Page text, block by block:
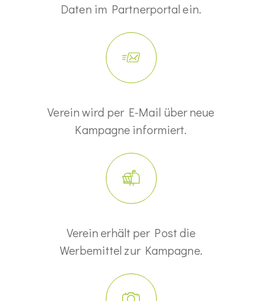
Daten im Partnerportal ein.
Verein wird per E-Mail über neue
Kampagne informiert.
Verein erhält per Post die
Werbemittel zur Kampagne.